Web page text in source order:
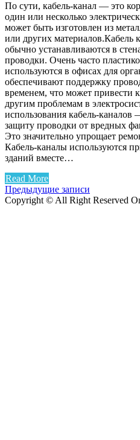
По сути, кабель-канал — это
один или несколько
может быть изготовлен из
или других материалов.Кабель
обычно устанавливаются в
проводки. Очень часто
используются в офисах для
обеспечивают поддержку
временем, что может привести
другим проблемам в
использования кабель-
защиту проводки от вредных
Это значительно упрощает
Кабель-каналы используются
зданий вместе…
Read More
Навигация
по
Предыдущие записи
Copyright © All Right Reserved